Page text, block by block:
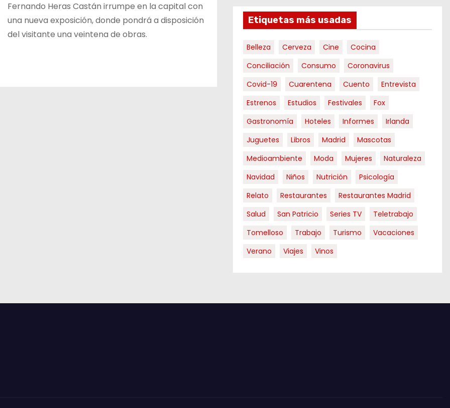
Fernando Heras Castán irrumpe en la capital con
una nueva exposición, donde pondrá a disposición
del visitante una veintena de obras.
Etiquetas más usadas
Belleza Cerveza Cine
Cocina
Conciliación
Consumo
Coronavirus
Covid-19
Cuarentena Cuento
Entrevista
Estrenos
Estudios Festivales
Fox
Gastronomía
Hoteles Informes
Irlanda
Juguetes
Libros Madrid
Mascotas
Medioambiente
Moda Mujeres
Naturaleza
Navidad
Niños Nutrición
Psicología
Relato
Restaurantes
Restaurantes Madrid
Salud
San Patricio Series TV
Teletrabajo
Tomelloso
Trabajo Turismo
Vacaciones
Verano
Viajes Vinos